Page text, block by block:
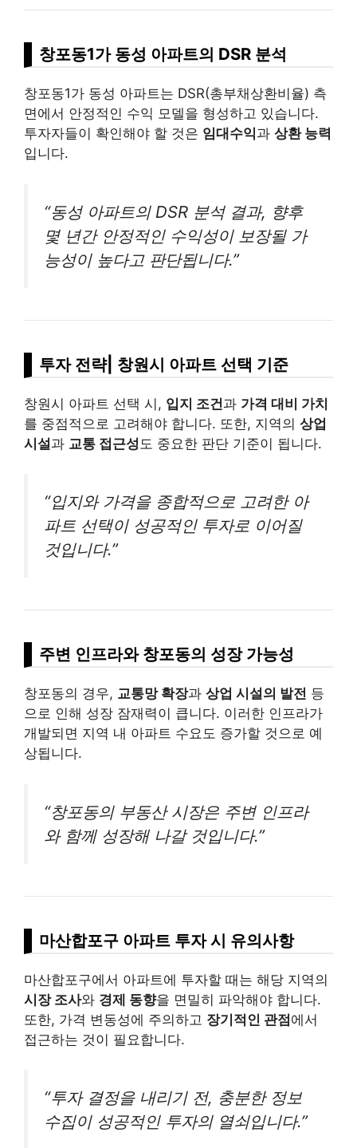
창포동1가 동성 아파트의 DSR 분석
창포동1가 동성 아파트는 DSR(총부채상환비율) 측
면에서 안정적인 수익 모델을 형성하고 있습니다.
투자자들이 확인해야 할 것은 임대수익과 상환 능력
입니다.
“동성 아파트의 DSR 분석 결과, 향후
몇 년간 안정적인 수익성이 보장될 가
능성이 높다고 판단됩니다.”
투자 전략| 창원시 아파트 선택 기준
창원시 아파트 선택 시, 입지 조건과 가격 대비 가치
를 중점적으로 고려해야 합니다. 또한, 지역의 상업
시설과 교통 접근성 도 중요한 판단 기준이 됩니다.
“입지와 가격을 종합적으로 고려한 아
파트 선택이 성공적인 투자로 이어질
것입니다.”
주변 인프라와 창포동의 성장 가능성
창포동의 경우, 교통망 확장과 상업 시설의 발전 등
으로 인해 성장 잠재력이 큽니다. 이러한 인프라가
개발되면 지역 내 아파트 수요도 증가할 것으로 예
상됩니다.
“창포동의 부동산 시장은 주변 인프라
와 함께 성장해 나갈 것입니다.”
마산합포구 아파트 투자 시 유의사항
마산합포구에서 아파트에 투자할 때는 해당 지역의
시장 조사와 경제 동향을 면밀히 파악해야 합니다.
또한, 가격 변동성에 주의하고 장기적인 관점에서
접근하는 것이 필요합니다.
“투자 결정을 내리기 전, 충분한 정보
수집이 성공적인 투자의 열쇠입니다.”